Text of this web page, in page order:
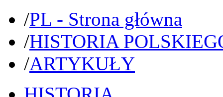
/PL - Strona główna
/HISTORIA
/ARTYKUŁY